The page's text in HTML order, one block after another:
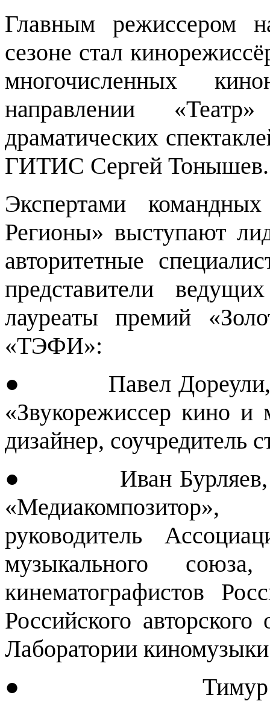
Главным режиссером
сезоне стал
многочисленных
направлении
драматических
ГИТИС Сергей Тонышев.
Экспертами
Регионы» выступают
авторитетные
представители
лауреаты премий
«ТЭФИ»:
● Павел Дореули,
«Звукорежиссер кино и
дизайнер, соучредитель
● Иван Бурляев,
руководитель
музыкального
кинематографистов
Российского
Лаборатории
● Тимур